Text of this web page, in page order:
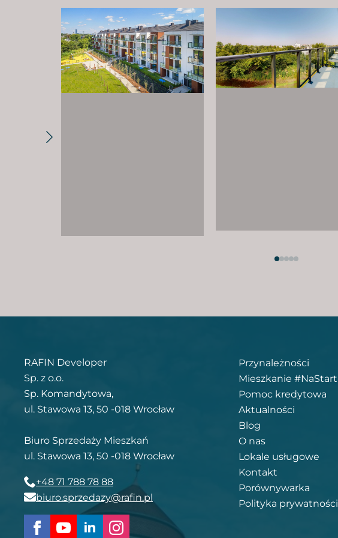
RAFIN Developer
Sp. z o.o.
Sp. Komandytowa,
ul. Stawowa 13, 50 -018 Wrocław
Biuro Sprzedaży Mieszkań
ul. Stawowa 13, 50 -018 Wrocław
+48 71 788 78 88
biuro.sprzedazy@rafin.pl
Przynależności
Mieszkanie #NaStart
Pomoc kredytowa
Aktualności
Blog
O nas
Lokale usługowe
Kontakt
Porównywarka
Polityka prywatności